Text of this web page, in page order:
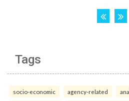
Tags
socio-economic agency-related